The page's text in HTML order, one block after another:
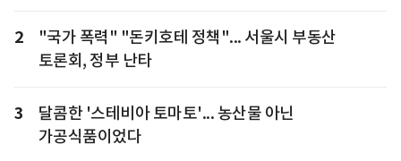
2
"국가 폭력" "돈키호테 정책"... 서울시 부동산
토론회, 정부 난타
3
달콤한 '스테비아 토마토'... 농산물 아닌
가공식품이었다